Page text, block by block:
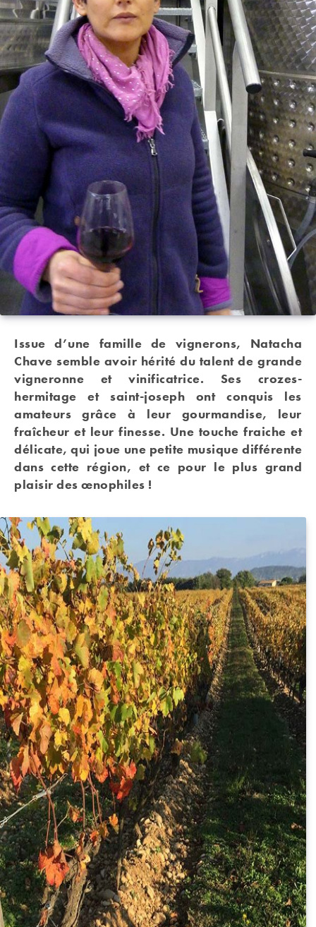
Issue d’une famille de vignerons, Natacha
Chave semble avoir hérité du talent de grande
vigneronne et vinificatrice. Ses crozes-
hermitage et saint-joseph ont conquis les
amateurs grâce à leur gourmandise, leur
fraîcheur et leur finesse. Une touche fraiche et
délicate, qui joue une petite musique différente
dans cette région, et ce pour le plus grand
plaisir des œnophiles !